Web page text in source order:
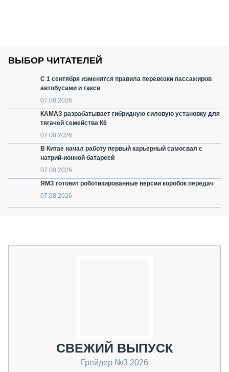
ВЫБОР ЧИТАТЕЛЕЙ
С 1 сентября изменятся правила перевозки пассажиров
автобусами и такси
07.08.2026
КАМАЗ разрабатывает гибридную силовую установку для
тягачей семейства К6
07.08.2026
В Китае начал работу первый карьерный самосвал с
натрий-ионной батареей
07.08.2026
ЯМЗ готовит роботизированные версии коробок передач
07.08.2026
СВЕЖИЙ ВЫПУСК
Грейдер №3 2026